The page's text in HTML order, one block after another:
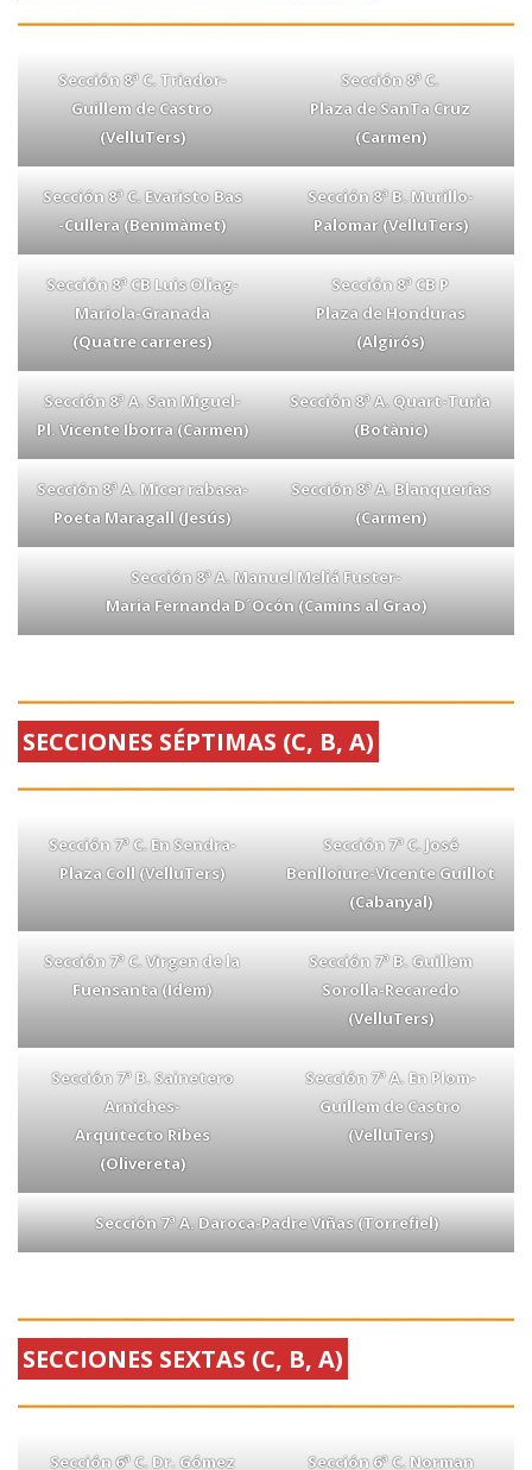
Sección 8ª C. Triador-
Guillem de Castro
(VelluTers)
Sección 8ª C.
Plaza de SanTa Cruz
(Carmen)
Sección 8ª C. Evaristo Bas
-Cullera (Benimàmet)
Sección 8ª B. Murillo-
Palomar (VelluTers)
Sección 8ª CB Luis Oliag-
Mariola-Granada
(Quatre carreres)
Sección 8ª CB P
Plaza de Honduras
(Algirós)
Sección 8ª A. San Miguel-
Pl. Vicente Iborra (Carmen)
Sección 8ª A. Quart-Turia
(Botànic)
Sección 8ª A. Micer rabasa-
Poeta Maragall (Jesús)
Sección 8ª A. Blanquerías
(Carmen)
Sección 8ª A. Manuel Meliá Fuster-
Maria Fernanda D´Ocón (Camins al Grao)
SECCIONES SÉPTIMAS (C, B, A)
Sección 7ª C. En Sendra-
Plaza Coll (VelluTers)
Sección 7ª C. José
Benlloiure-Vicente Guillot
(Cabanyal)
Sección 7ª C. Virgen de la
Fuensanta (Idem)
Sección 7ª B. Guillem
Sorolla-Recaredo
(VelluTers)
Sección 7ª B. Sainetero
Arniches-
Arquitecto Ribes
(Olivereta)
Sección 7ª A. En Plom-
Guillem de Castro
(VelluTers)
Sección 7ª A. Daroca-Padre Viñas (Torrefiel)
SECCIONES SEXTAS (C, B, A)
Sección 6ª C. Dr. Gómez Sección 6ª C. Norman